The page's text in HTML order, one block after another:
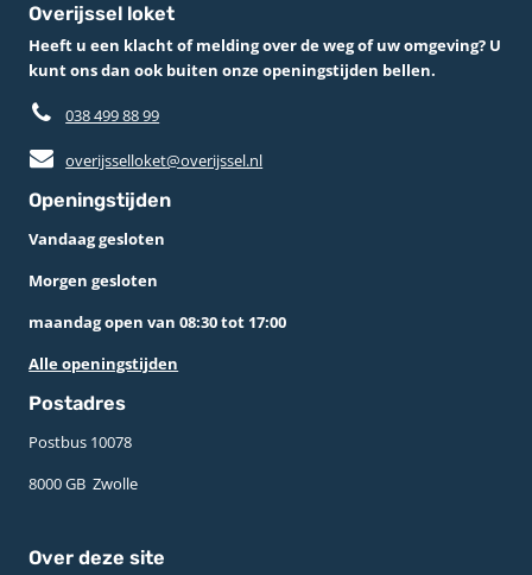
Overijssel loket
Heeft u een klacht of melding over de weg of uw omgeving? U
kunt ons dan ook buiten onze openingstijden bellen.
038 499 88 99
overijsselloket@overijssel.nl
Openingstijden
Vandaag gesloten
Morgen gesloten
maandag open van 08:30 tot 17:00
Alle openingstijden
Postadres
Postbus 10078 ­
8000 GB ­ Zwolle
Over deze site